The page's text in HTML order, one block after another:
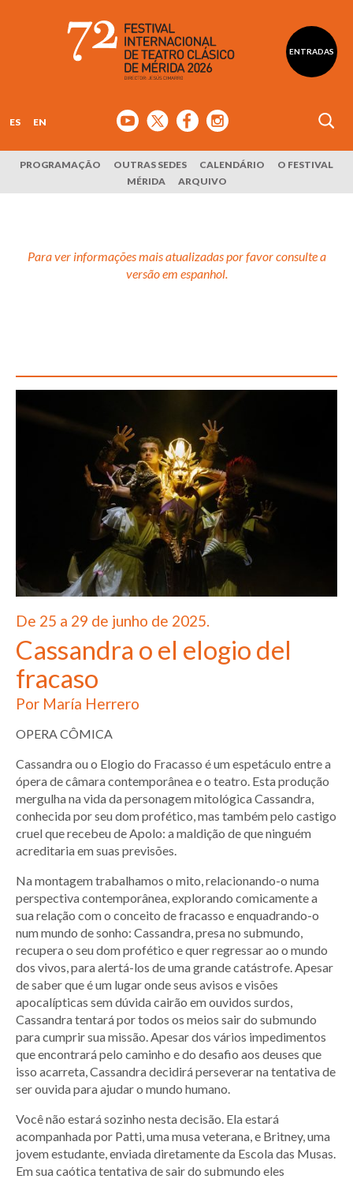
ENTRADAS
ES EN
PROGRAMAÇÃO OUTRAS SEDES CALENDÁRIO
O FESTIVAL
MÉRIDA
ARQUIVO
Para ver informações mais atualizadas por favor consulte a
versão em espanhol.
De 25 a 29 de junho de 2025.
Cassandra o el elogio del
fracaso
Por María Herrero
OPERA CÔMICA
Cassandra ou o Elogio do Fracasso é um espetáculo entre a
ópera de câmara contemporânea e o teatro. Esta produção
mergulha na vida da personagem mitológica Cassandra,
conhecida por seu dom profético, mas também pelo castigo
cruel que recebeu de Apolo: a maldição de que ninguém
acreditaria em suas previsões.
Na montagem trabalhamos o mito, relacionando-o numa
perspectiva contemporânea, explorando comicamente a
sua relação com o conceito de fracasso e enquadrando-o
num mundo de sonho: Cassandra, presa no submundo,
recupera o seu dom profético e quer regressar ao o mundo
dos vivos, para alertá-los de uma grande catástrofe. Apesar
de saber que é um lugar onde seus avisos e visões
apocalípticas sem dúvida cairão em ouvidos surdos,
Cassandra tentará por todos os meios sair do submundo
para cumprir sua missão. Apesar dos vários impedimentos
que encontrará pelo caminho e do desafio aos deuses que
isso acarreta, Cassandra decidirá perseverar na tentativa de
ser ouvida para ajudar o mundo humano.
Você não estará sozinho nesta decisão. Ela estará
acompanhada por Patti, uma musa veterana, e Britney, uma
jovem estudante, enviada diretamente da Escola das Musas.
Em sua caótica tentativa de sair do submundo eles